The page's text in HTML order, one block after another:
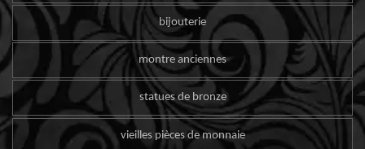
bijouterie
montre anciennes
statues de bronze
vieilles pièces de monnaie